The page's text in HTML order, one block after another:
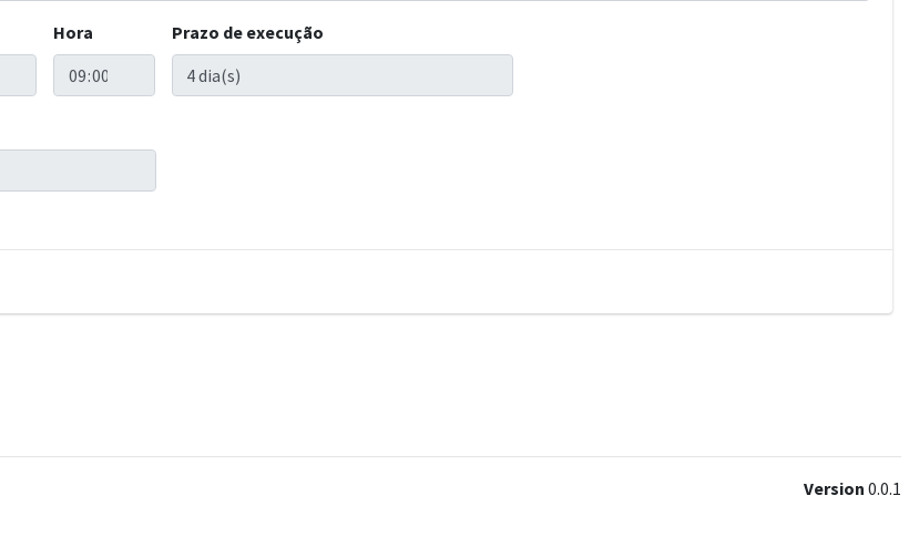
Hora Prazo de execução
Version 0.0.1